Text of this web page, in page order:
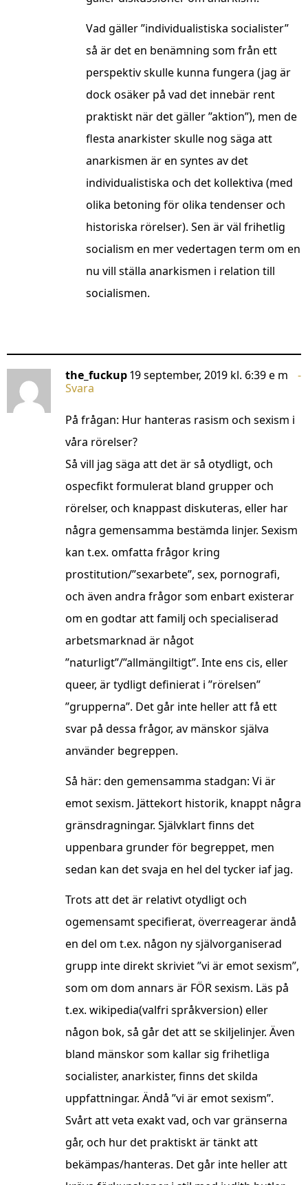
Vad gäller ”individualistiska socialister”
så är det en benämning som från ett
perspektiv skulle kunna fungera (jag är
dock osäker på vad det innebär rent
praktiskt när det gäller ”aktion”), men de
flesta anarkister skulle nog säga att
anarkismen är en syntes av det
individualistiska och det kollektiva (med
olika betoning för olika tendenser och
historiska rörelser). Sen är väl frihetlig
socialism en mer vedertagen term om en
nu vill ställa anarkismen i relation till
socialismen.
the_fuckup19 september, 2019 kl. 6:39 e m
Svara
På frågan: Hur hanteras rasism och sexism i
våra rörelser?
Så vill jag säga att det är så otydligt, och
ospecfikt formulerat bland grupper och
rörelser, och knappast diskuteras, eller har
några gemensamma bestämda linjer. Sexism
kan t.ex. omfatta frågor kring
prostitution/”sexarbete”, sex, pornografi,
och även andra frågor som enbart existerar
om en godtar att familj och specialiserad
arbetsmarknad är något
”naturligt”/”allmängiltigt”. Inte ens cis, eller
queer, är tydligt definierat i ”rörelsen”
”grupperna”. Det går inte heller att få ett
svar på dessa frågor, av mänskor själva
använder begreppen.
Så här: den gemensamma stadgan: Vi är
emot sexism. Jättekort historik, knappt några
gränsdragningar. Självklart finns det
uppenbara grunder för begreppet, men
sedan kan det svaja en hel del tycker iaf jag.
Trots att det är relativt otydligt och
ogemensamt specifierat, överreagerar ändå
en del om t.ex. någon ny självorganiserad
grupp inte direkt skriviet ”vi är emot sexism”,
som om dom annars är FÖR sexism. Läs på
t.ex. wikipedia(valfri språkversion) eller
någon bok, så går det att se skiljelinjer. Även
bland mänskor som kallar sig frihetliga
socialister, anarkister, finns det skilda
uppfattningar. Ändå ”vi är emot sexism”.
Svårt att veta exakt vad, och var gränserna
går, och hur det praktiskt är tänkt att
bekämpas/hanteras. Det går inte heller att